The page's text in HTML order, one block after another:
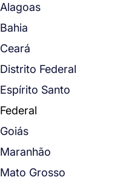
Alagoas
Bahia
Ceará
Distrito Federal
Espírito Santo
Federal
Goiás
Maranhão
Mato Grosso